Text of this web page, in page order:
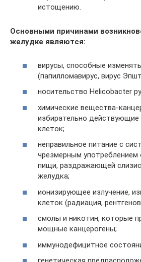
истощению.
Основными причинами
желудке являются:
вирусы, способные
(папилломавирус, вирус
носительство Helicobacter
химические вещества-
избирательно
клеток;
неправильное питание с
чрезмерным употреблением
пищи, раздражающей
желудка;
ионизирующее излучение,
клеток (радиация,
смолы и никотин, которые
мощные канцерогены;
иммунодефицитное